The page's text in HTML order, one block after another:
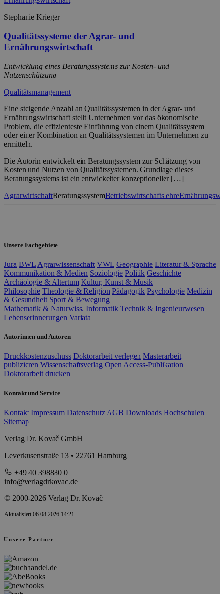
Stephanie Krieger
Qualitätssysteme der Agrar- und
Ernährungswirtschaft
Entwicklung eines Beratungssystems zur Kosten- und
Nutzenschätzung
Qualitätsmanagement
Eine steigende Anzahl an Qualitätssystemen in der Agrar- und
Ernährungswirtschaft stellt Unternehmen vor das ökonomische
Problem, die effizienteste Einführung von einem Qualitätssystem
oder einer Kombination an Qualitätssystemen im Unternehmen zu
ermitteln.
Die Autorin entwickelt ein Beratungssystem zur Schätzung von
Kosten und Nutzen von Qualitätssystemen. Grundlage dieses
Beratungssystems ist ein entwickelter konzeptioneller […]
AgrarwirtschaftBeratungssystemBetriebswirtschaftslehre
Unsere Fachgebiete
Jura BWL Agrarwissenschaft VWL Geographie Literatur & Sprache
Kommunikation & Medien Soziologie Politik Geschichte
Archäologie & Altertum Kultur, Kunst & Musik
Philosophie Theologie & Religion Pädagogik Psychologie Medizin
& Gesundheit Sport & Bewegung
Mathematik & Naturwiss. Informatik Technik & Ingenieurwesen
Lebenserinnerungen Variata
Autorinnen und Autoren
Druckkostenzuschuss Doktorarbeit verlegen Masterarbeit
publizieren Wissenschaftsverlag Open Access-Publikation
Doktorarbeit drucken
Kontakt und Service
Kontakt Impressum Datenschutz AGB Downloads Hochschulen
Sitemap
Verlag Dr. Kovač GmbH
Leverkusenstraße 13 • 22761 Hamburg
+49 40 398880 0
info@verlagdrkovac.de
© 2000-2026 Verlag Dr. Kovač
Aktualisiert 06.08.2026 14:21
Unsere Partner